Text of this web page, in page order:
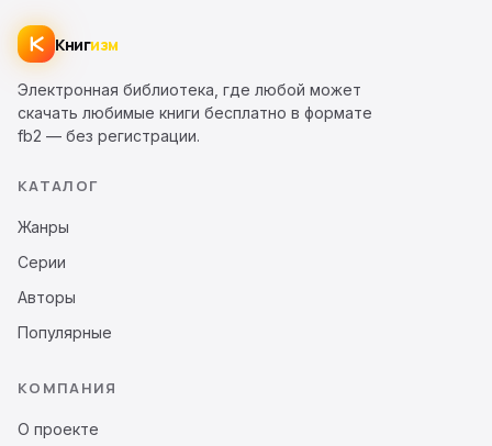
Книгизм
Электронная библиотека, где любой может
скачать любимые книги бесплатно в формате
fb2 — без регистрации.
КАТАЛОГ
Жанры
Серии
Авторы
Популярные
КОМПАНИЯ
О проекте